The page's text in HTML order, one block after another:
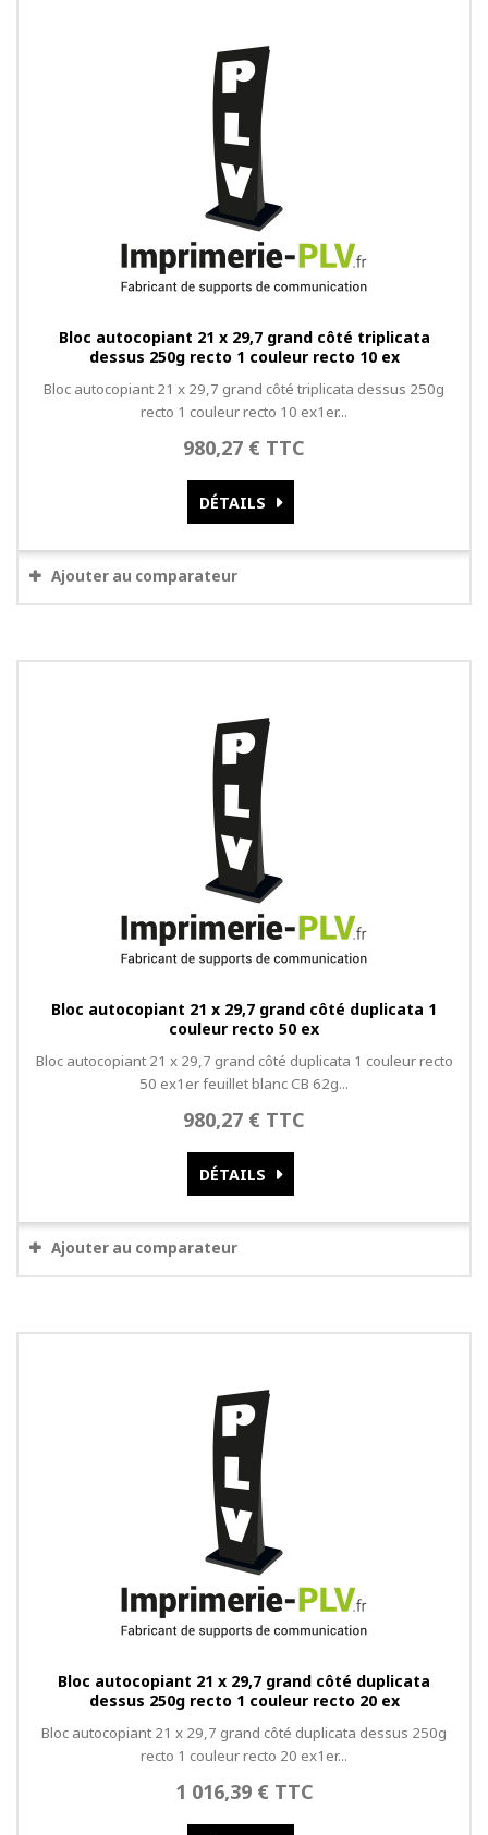
Bloc autocopiant 21 x 29,7 grand côté triplicata
dessus 250g recto 1 couleur recto 10 ex
Bloc autocopiant 21 x 29,7 grand côté triplicata dessus 250g
recto 1 couleur recto 10 ex1er...
980,27 € TTC
DÉTAILS
Ajouter au comparateur
Bloc autocopiant 21 x 29,7 grand côté duplicata 1
couleur recto 50 ex
Bloc autocopiant 21 x 29,7 grand côté duplicata 1 couleur recto
50 ex1er feuillet blanc CB 62g...
980,27 € TTC
DÉTAILS
Ajouter au comparateur
Bloc autocopiant 21 x 29,7 grand côté duplicata
dessus 250g recto 1 couleur recto 20 ex
Bloc autocopiant 21 x 29,7 grand côté duplicata dessus 250g
recto 1 couleur recto 20 ex1er...
1 016,39 € TTC